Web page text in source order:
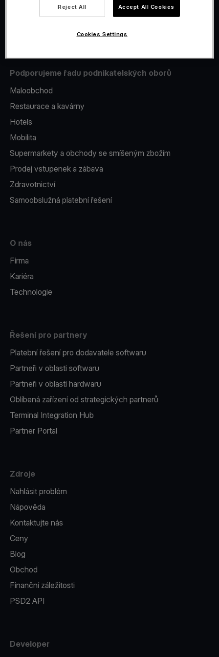
Platební terminál v telefonu
Podporujeme řadu podnikatelských oborů
Maloobchod
Restaurace a kavárny
Hotels
Mobilita
Supermarkety a obchody se smíšeným zbožím
Prodej vstupenek a zábava
Zdravotnictví
Samoobslužná platební řešení
O nás
Firma
Kariéra
Technologie
Řešení pro partnery
Platební řešení pro dodavatele softwaru
Partneři v oblasti softwaru
Partneři v oblasti hardwaru
Oblíbená zařízení od strategických partnerů
Terminal Integration Hub
Partner Portal
Zdroje
Nahlásit problém
Nápověda
Kontaktujte nás
Ceny
Blog
Obchod
Finanční záležitosti
PSD2 API
Developer
Reject All Accept All Cookies
Cookies Settings